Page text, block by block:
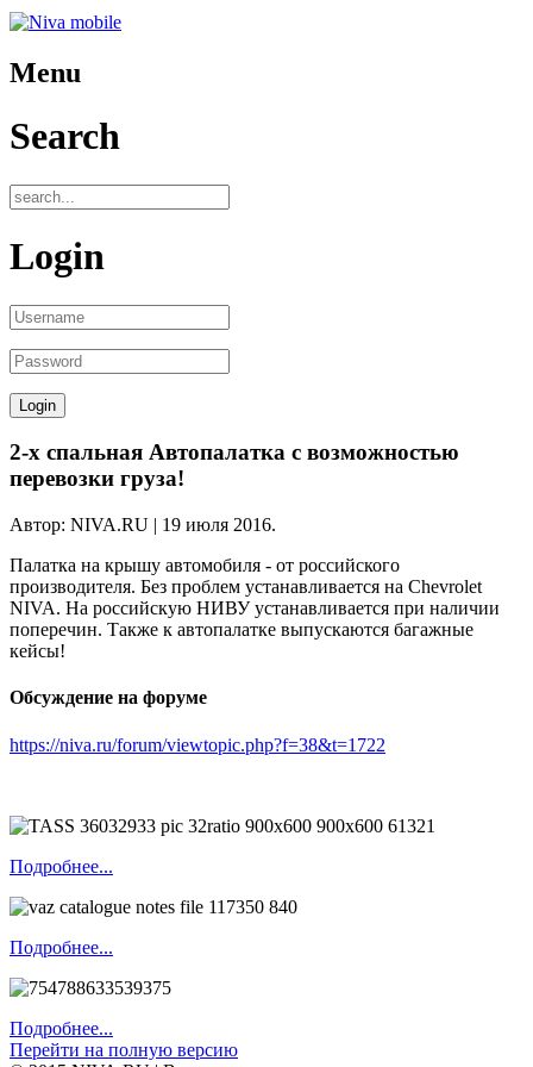
Menu
Search
Login
2-х спальная Автопалатка с возможностью
перевозки груза!
Автор: NIVA.RU | 19 июля 2016.
Палатка на крышу автомобиля - от российского
производителя. Без проблем устанавливается на Chevrolet
NIVA. На российскую НИВУ устанавливается при наличии
поперечин. Также к автопалатке выпускаются багажные
кейсы!
Обсуждение на форуме
https://niva.ru/forum/viewtopic.php?f=38&t=1722
Подробнее...
Подробнее...
Подробнее...
Перейти на полную версию